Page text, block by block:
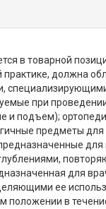
в товарной
должна
при
подъем);
предметы
для
ее
в